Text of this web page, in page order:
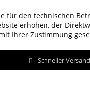
für den technischen
erhöhen, der
Ihrer Zustimmung
Schneller